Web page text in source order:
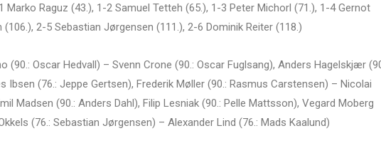
Marko Raguz (43.), 1-2 Samuel Tetteh (65.), 1-3 Peter Michorl (71.), 1-4 Gernot
2-5 Sebastian Jørgensen (111.), 2-6 Dominik Reiter (118.)
(90.: Oscar Hedvall) – Svenn Crone (90.: Oscar Fuglsang), Anders Hagelskjær
Ibsen (76.: Jeppe Gertsen), Frederik Møller (90.: Rasmus Carstensen) – Nicolai
Madsen (90.: Anders Dahl), Filip Lesniak (90.: Pelle Mattsson), Vegard Moberg
(76.: Sebastian Jørgensen) – Alexander Lind (76.: Mads Kaalund)